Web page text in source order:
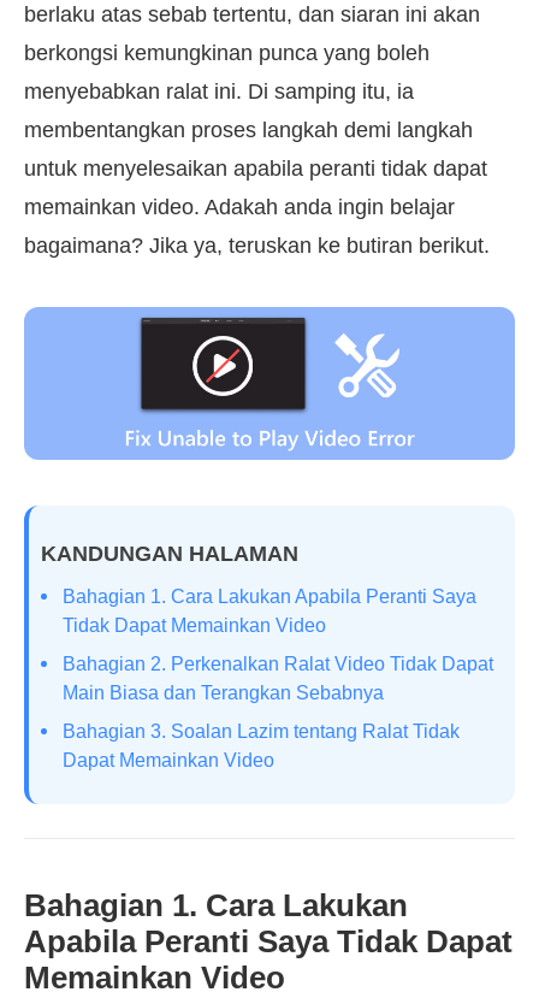
berlaku atas sebab tertentu, dan siaran ini akan
berkongsi kemungkinan punca yang boleh
menyebabkan ralat ini. Di samping itu, ia
membentangkan proses langkah demi langkah
untuk menyelesaikan apabila peranti tidak dapat
memainkan video. Adakah anda ingin belajar
bagaimana? Jika ya, teruskan ke butiran berikut.
KANDUNGAN HALAMAN
Bahagian 1. Cara Lakukan Apabila Peranti Saya
Tidak Dapat Memainkan Video
Bahagian 2. Perkenalkan Ralat Video Tidak Dapat
Main Biasa dan Terangkan Sebabnya
Bahagian 3. Soalan Lazim tentang Ralat Tidak
Dapat Memainkan Video
Bahagian 1. Cara Lakukan
Apabila Peranti Saya Tidak Dapat
Memainkan Video